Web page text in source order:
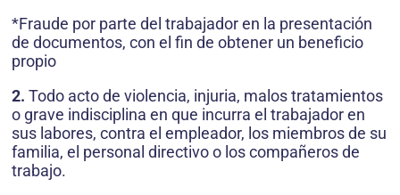
*Fraude por parte del trabajador en la presentación
de documentos, con el fin de obtener un beneficio
propio
2. Todo acto de violencia, injuria, malos tratamientos
o grave indisciplina en que incurra el trabajador en
sus labores, contra el empleador, los miembros de su
familia, el personal directivo o los compañeros de
trabajo.